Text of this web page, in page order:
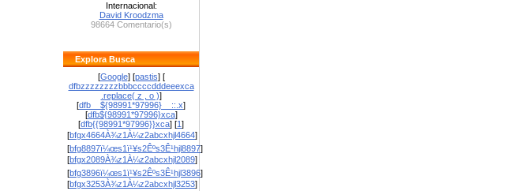
Internacional:
David Kroodzma
98664 Comentario(s)
Explora Busca
[Google] [pastis] [
dfbzzzzzzzzbbbccccdddeeexca
.replace( z , o )]
[dfb__${98991*97996}__::.x]
[dfb${98991*97996}xca]
[dfb{{98991*97996}}xca] [1]
[bfgx4664À¾z1À¼z2abcxhjl4664]
[bfg8897ï¼œs1ï¹¥s2Êºs3Ê¹hjl8897]
[bfgx2089À¾z1À¼z2abcxhjl2089]
[bfg3896ï¼œs1ï¹¥s2Êºs3Ê¹hjl3896]
[bfgx3253À¾z1À¼z2abcxhjl3253]